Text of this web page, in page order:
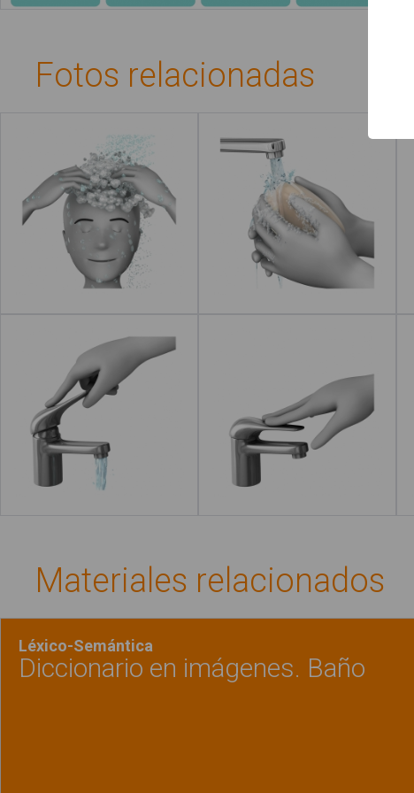
Fotos relacionadas
Leer más
Lavar las manos
Leer más
Abrir el grifo
Materiales relacionados
Léxico-Semántica
Diccionario en imágenes. Baño
Contacto